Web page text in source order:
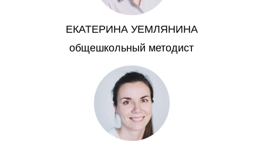
общешкольный методист
ЕКАТЕРИНА УЕМЛЯНИНА